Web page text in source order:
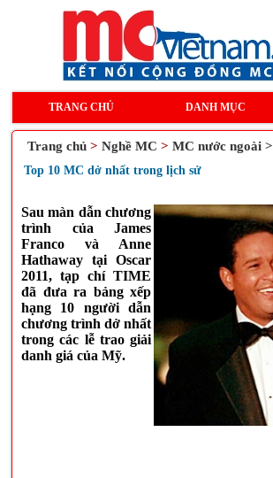
TRANG CHỦ DANH MỤC
Trang chủ > Nghề MC > MC nước ngoài >
Top 10 MC dở nhất trong lịch sử
Sau màn dẫn chương
trình của James
Franco và Anne
Hathaway tại Oscar
2011, tạp chí TIME
đã đưa ra bảng xếp
hạng 10 người dẫn
chương trình dở nhất
trong các lễ trao giải
danh giá của Mỹ.